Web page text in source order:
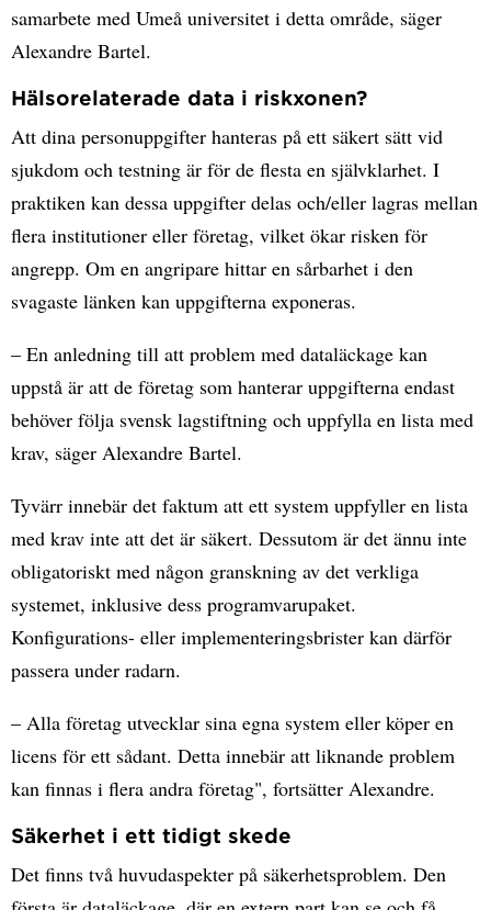
samarbete med Umeå universitet i detta område, säger
Alexandre Bartel.
Hälsorelaterade data i riskxonen?
Att dina personuppgifter hanteras på ett säkert sätt vid
sjukdom och testning är för de flesta en självklarhet. I
praktiken kan dessa uppgifter delas och/eller lagras mellan
flera institutioner eller företag, vilket ökar risken för
angrepp. Om en angripare hittar en sårbarhet i den
svagaste länken kan uppgifterna exponeras.
– En anledning till att problem med dataläckage kan
uppstå är att de företag som hanterar uppgifterna endast
behöver följa svensk lagstiftning och uppfylla en lista med
krav, säger Alexandre Bartel.
Tyvärr innebär det faktum att ett system uppfyller en lista
med krav inte att det är säkert. Dessutom är det ännu inte
obligatoriskt med någon granskning av det verkliga
systemet, inklusive dess programvarupaket.
Konfigurations- eller implementeringsbrister kan därför
passera under radarn.
– Alla företag utvecklar sina egna system eller köper en
licens för ett sådant. Detta innebär att liknande problem
kan finnas i flera andra företag", fortsätter Alexandre.
Säkerhet i ett tidigt skede
Det finns två huvudaspekter på säkerhetsproblem. Den